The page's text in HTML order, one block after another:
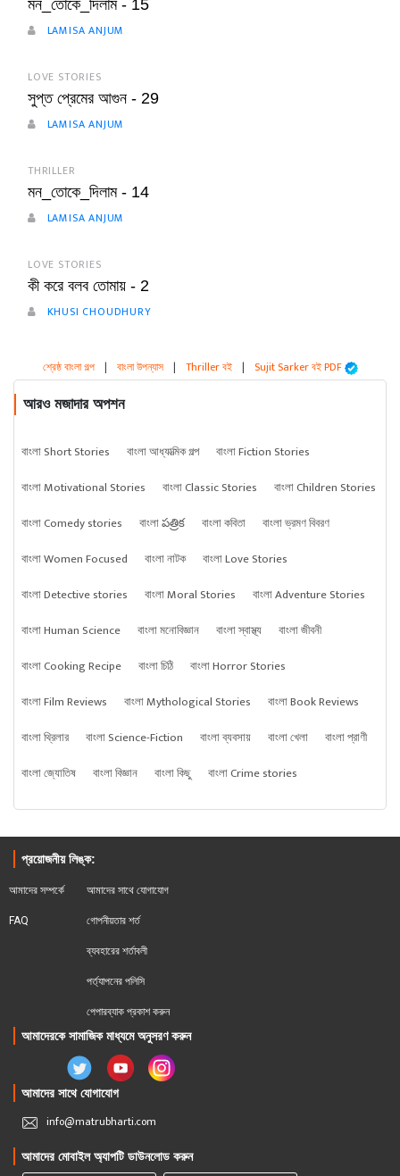
মন_তোকে_দিলাম - 15
LAMISA ANJUM
LOVE STORIES
সুপ্ত প্রেমের আগুন - 29
LAMISA ANJUM
THRILLER
মন_তোকে_দিলাম - 14
LAMISA ANJUM
LOVE STORIES
কী করে বলব তোমায় - 2
KHUSI CHOUDHURY
শ্রেষ্ঠ বাংলা গল্প | বাংলা উপন্যাস | Thriller বই | Sujit Sarker বই PDF
আরও মজাদার অপশন
বাংলা Short Stories বাংলা আধ্যাত্মিক গল্প
বাংলা Fiction Stories
বাংলা Motivational Stories
বাংলা Classic Stories
বাংলা Children Stories
বাংলা Comedy stories
বাংলা పత్రిక বাংলা কবিতা
বাংলা ভ্রমণ বিবরণ
বাংলা Women Focused
বাংলা নাটক
বাংলা Love Stories
বাংলা Detective stories
বাংলা Moral Stories
বাংলা Adventure Stories
বাংলা Human Science
বাংলা মনোবিজ্ঞান বাংলা স্বাস্থ্য
বাংলা জীবনী
বাংলা Cooking Recipe
বাংলা চিঠি
বাংলা Horror Stories
বাংলা Film Reviews
বাংলা Mythological Stories
বাংলা Book Reviews
বাংলা থ্রিলার
বাংলা Science-Fiction বাংলা ব্যবসায় বাংলা খেলা
বাংলা প্রাণী
বাংলা জ্যোতিষ
বাংলা বিজ্ঞান বাংলা কিছু বাংলা Crime stories
প্রয়োজনীয় লিঙ্ক:
আমাদের সম্পর্কে
FAQ
আমাদের সাথে যোগাযোগ
গোপনীয়তার শর্ত
ব্যবহারের শর্তাবলী
পর্ত্যাপনের পলিসি
পেপারব্যাক প্রকাশ করুন
আমাদেরকে সামাজিক মাধ্যমে অনুসরণ করুন
আমাদের সাথে যোগাযোগ
info@matrubharti.com
আমাদের মোবাইল অ্যাপটি ডাউনলোড করুন